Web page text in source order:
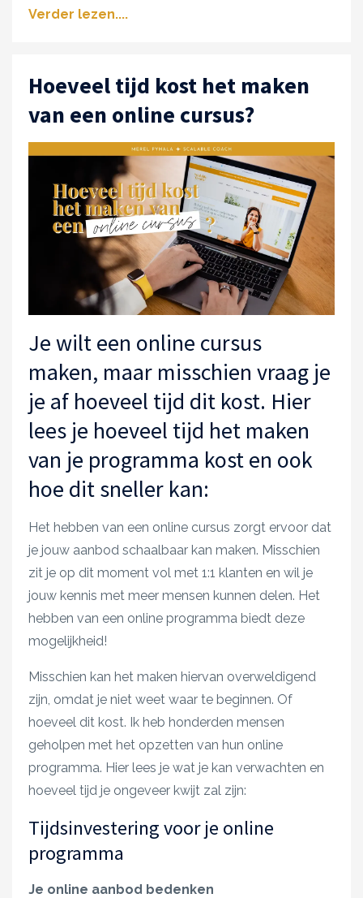
Verder lezen....
Hoeveel tijd kost het maken
van een online cursus?
Je wilt een online cursus
maken, maar misschien vraag je
je af hoeveel tijd dit kost. Hier
lees je hoeveel tijd het maken
van je programma kost en ook
hoe dit sneller kan:
Het hebben van een online cursus zorgt ervoor dat
je jouw aanbod schaalbaar kan maken. Misschien
zit je op dit moment vol met 1:1 klanten en wil je
jouw kennis met meer mensen kunnen delen. Het
hebben van een online programma biedt deze
mogelijkheid!
Misschien kan het maken hiervan overweldigend
zijn, omdat je niet weet waar te beginnen. Of
hoeveel dit kost. Ik heb honderden mensen
geholpen met het opzetten van hun online
programma. Hier lees je wat je kan verwachten en
hoeveel tijd je ongeveer kwijt zal zijn:
Tijdsinvestering voor je online
programma
Je online aanbod bedenken